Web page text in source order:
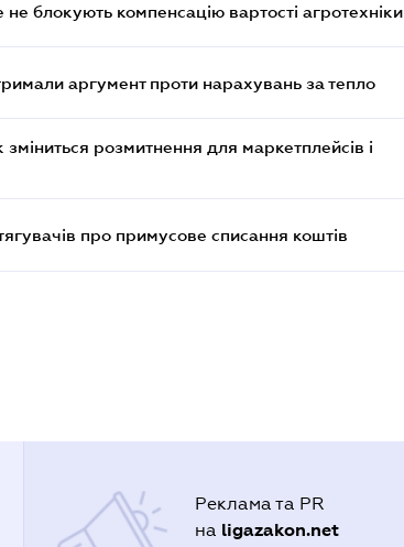
блокують компенсацію вартості агротехніки
аргумент проти нарахувань за тепло
розмитнення для маркетплейсів і
про примусове списання коштів
Реклама та PR
на ligazakon.net